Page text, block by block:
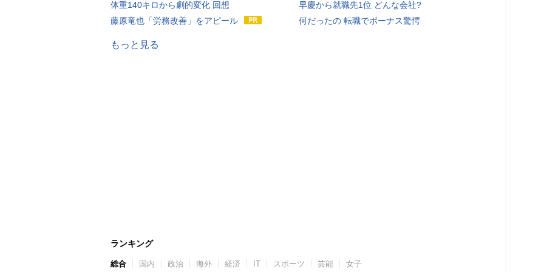
体重140キロから劇的変化 回想
藤原竜也「労務改善」をアピール
早慶から就職先1位 どんな会社?
何だったの 転職でボーナス驚愕
もっと見る
ランキング
総合 国内 政治 海外 経済 IT スポーツ 芸能 女子